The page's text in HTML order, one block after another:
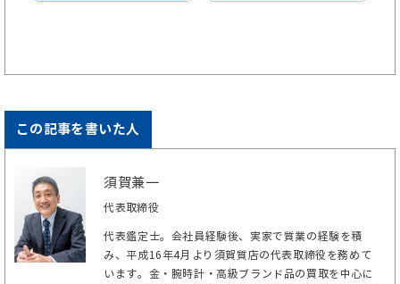
この記事を書いた人
須賀兼一
代表取締役
代表鑑定士。会社員経験後、実家で質業の経験を積
み、平成16年4月より須賀質店の代表取締役を務めて
います。金・腕時計・高級ブランド品の買取を中心に